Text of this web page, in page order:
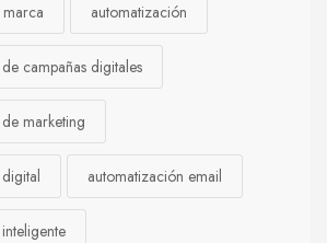
automatización
campañas digitales
marketing
automatización email